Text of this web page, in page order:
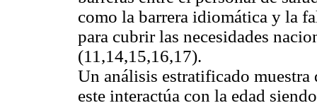
como la barrera idiomática y la
para cubrir las necesidades
(11,14,15,16,17).
Un análisis estratificado
este interactúa con la edad